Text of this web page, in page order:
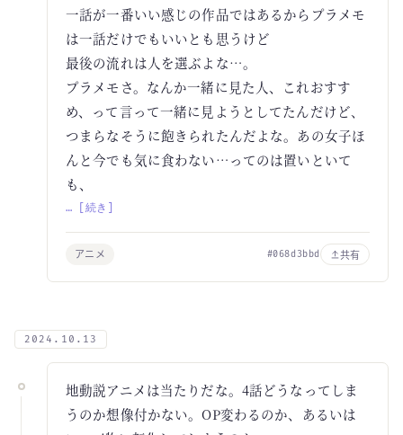
一話が一番いい感じの作品ではあるからプラメモ
は一話だけでもいいとも思うけど
最後の流れは人を選ぶよな…。
プラメモさ。なんか一緒に見た人、これおすす
め、って言って一緒に見ようとしてたんだけど、
つまらなそうに飽きられたんだよな。あの女子ほ
んと今でも気に食わない…ってのは置いといて
も、
… [続き]
アニメ #068d3bbd 共有
2024.10.13
地動説アニメは当たりだな。4話どうなってしま
うのか想像付かない。OP変わるのか、あるいは